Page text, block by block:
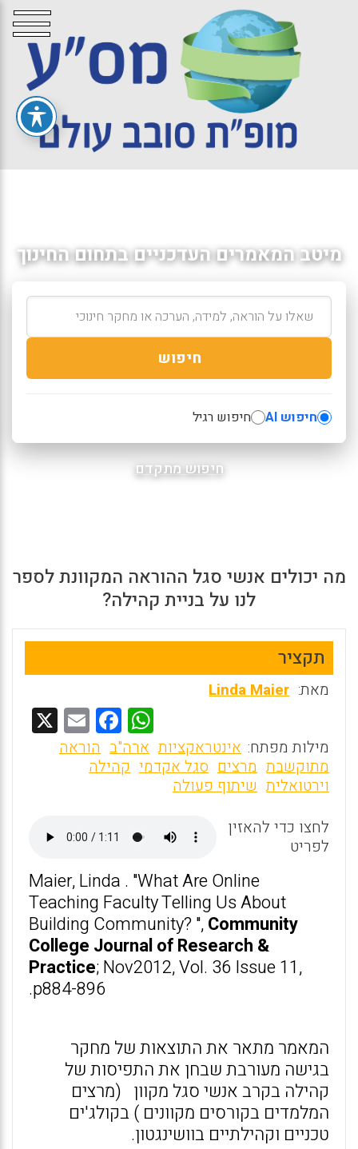
מיטב המאמרים העדכניים בתחום החינוך
חיפוש
חיפוש AI חיפוש רגיל
חיפוש מתקדם
מה יכולים אנשי סגל ההוראה המקוונת לספר
לנו על בניית קהילה?
תקציר
מאת: Linda Maier
W
h
at
A
p
p
F
a
ce
o
o
k
E
m מילות מפתח: אינטראקציות ארה"ב הוראה
מתוקשבת מרצים סגל אקדמי קהילה
וירטואלית שיתוף פעולה
לחצו כדי להאזין
לפריט
Maier, Linda . "What Are Online
Teaching Faculty Telling Us About
Building Community? ",Community
College Journal of Research &
Practice; Nov2012, Vol. 36 Issue 11,
p884-896.
המאמר מתאר את התוצאות של מחקר
בגישה מעורבת שבחן את התפיסות של
קהילה בקרב אנשי סגל מקוון (מרצים
המלמדים בקורסים מקוונים ) בקולג'ים
טכניים וקהילתיים בוושינגטון.